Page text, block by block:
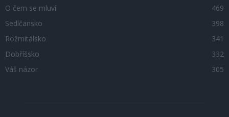
O čem se mluví
469
Sedlčansko
398
Rožmitálsko
341
Dobříšsko
332
Váš názor
305